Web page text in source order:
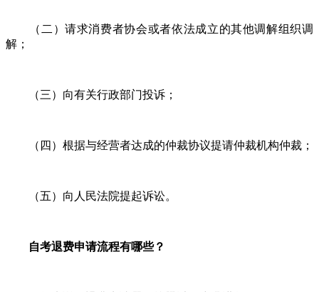
（二）请求消费者协会或者依法成立的其他调解组织调
解；
（三）向有关行政部门投诉；
（四）根据与经营者达成的仲裁协议提请仲裁机构仲裁；
（五）向人民法院提起诉讼。
自考退费申请流程有哪些？